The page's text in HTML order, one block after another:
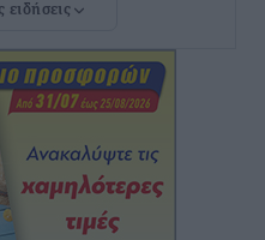
ξανά το
μουσείο από τη Λέσχη
ειδήσεις